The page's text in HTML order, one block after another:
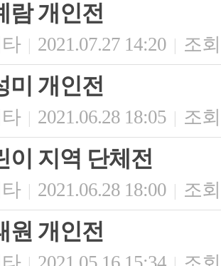
람 개인전
| 2021.07.27 14:20 | 조
미 개인전
| 2021.06.28 18:05 | 조
이 지역 단체전
| 2021.06.28 18:00 | 조
원 개인전